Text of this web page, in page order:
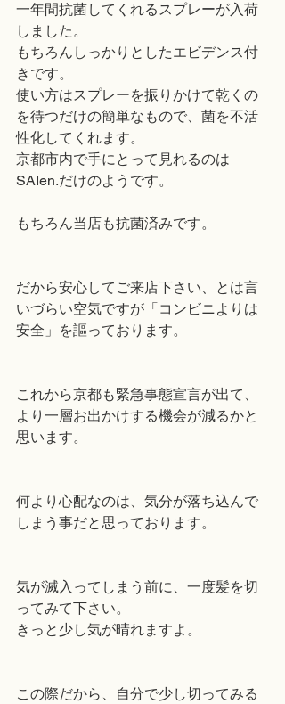
一年間抗菌してくれるスプレーが入荷
しました。
もちろんしっかりとしたエビデンス付
きです。
使い方はスプレーを振りかけて乾くの
を待つだけの簡単なもので、菌を不活
性化してくれます。
京都市内で手にとって見れるのは
SAIen.だけのようです。
もちろん当店も抗菌済みです。
だから安心してご来店下さい、とは言
いづらい空気ですが「コンビニよりは
安全」を謳っております。
これから京都も緊急事態宣言が出て、
より一層お出かけする機会が減るかと
思います。
何より心配なのは、気分が落ち込んで
しまう事だと思っております。
気が滅入ってしまう前に、一度髪を切
ってみて下さい。
きっと少し気が晴れますよ。
この際だから、自分で少し切ってみる